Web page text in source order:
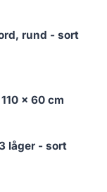
rund - sort
x 60 cm
låger - sort